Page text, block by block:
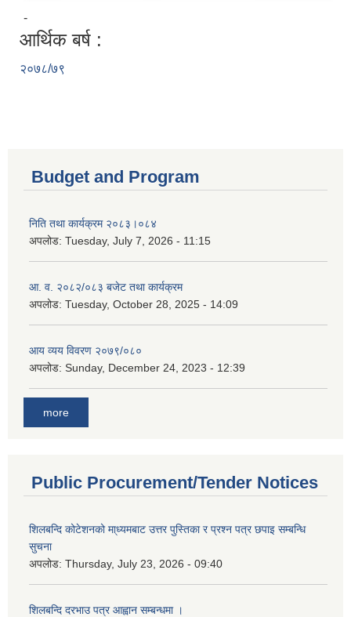
-
आर्थिक बर्ष :
२०७८/७९
Budget and Program
निति तथा कार्यक्रम २०८३।०८४
अपलोड: Tuesday, July 7, 2026 - 11:15
आ. व. २०८२/०८३ बजेट तथा कार्यक्रम
अपलोड: Tuesday, October 28, 2025 - 14:09
आय व्यय विवरण २०७९/०८०
अपलोड: Sunday, December 24, 2023 - 12:39
more
Public Procurement/Tender Notices
शिलबन्दि कोटेशनको मा्ध्यमबाट उत्तर पुस्तिका र प्रश्न पत्र छपाइ सम्बन्धि
सुचना
अपलोड: Thursday, July 23, 2026 - 09:40
शिलबन्दि दरभाउ पत्र आह्वान सम्बन्धमा ।